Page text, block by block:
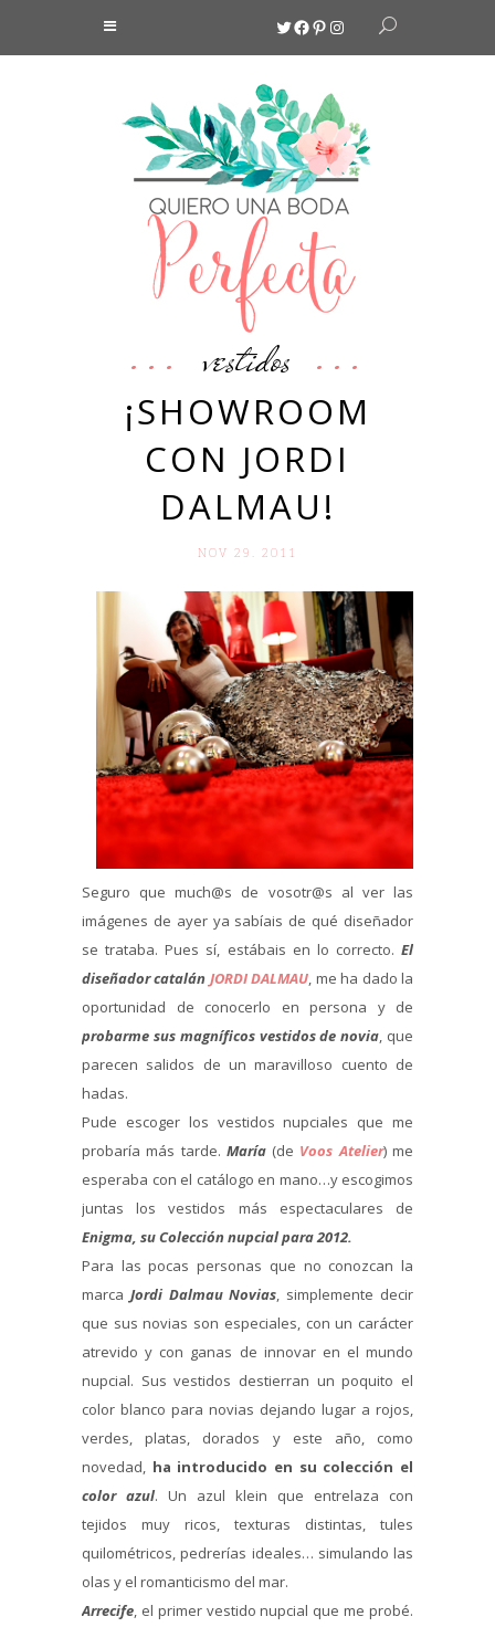
Twitter
Facebook
Pinterest
Instagram
vestidos
¡SHOWROOM
CON JORDI
DALMAU!
NOV 29. 2011
Seguro que much@s de vosotr@s al ver las
imágenes de ayer ya sabíais de qué diseñador
se trataba. Pues sí, estábais en lo correcto. El
diseñador catalán JORDI DALMAU, me ha dado la
oportunidad de conocerlo en persona y de
probarme sus magníficos vestidos de novia, que
parecen salidos de un maravilloso cuento de
hadas.
Pude escoger los vestidos nupciales que me
probaría más tarde. María(de Voos Atelier) me
esperaba con el catálogo en mano…y escogimos
juntas los vestidos más espectaculares de
Enigma, su Colección nupcial para 2012.
Para las pocas personas que no conozcan la
marca Jordi Dalmau Novias, simplemente decir
que sus novias son especiales, con un carácter
atrevido y con ganas de innovar en el mundo
nupcial. Sus vestidos destierran un poquito el
color blanco para novias dejando lugar a rojos,
verdes, platas, dorados y este año, como
novedad, ha introducido en su colección el
color azul. Un azul klein que entrelaza con
tejidos muy ricos, texturas distintas, tules
quilométricos, pedrerías ideales… simulando las
olas y el romanticismo del mar.
Arrecife, el primer vestido nupcial que me probé.